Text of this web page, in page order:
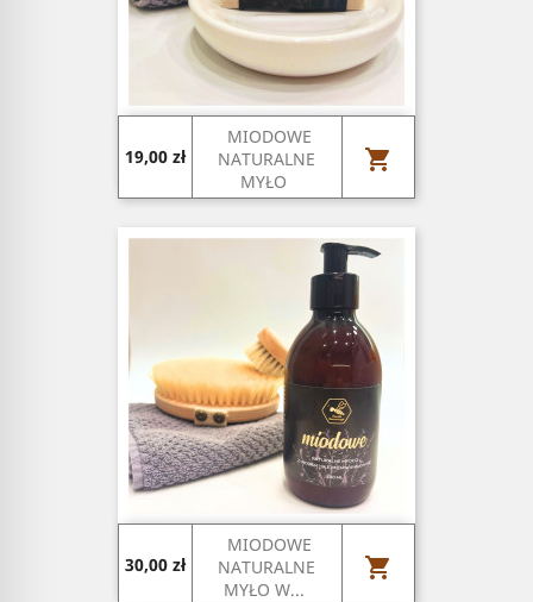
Cena
19,00 zł
MIODOWE
NATURALNE
MYŁO

Cena
30,00 zł
MIODOWE
NATURALNE
MYŁO W...
